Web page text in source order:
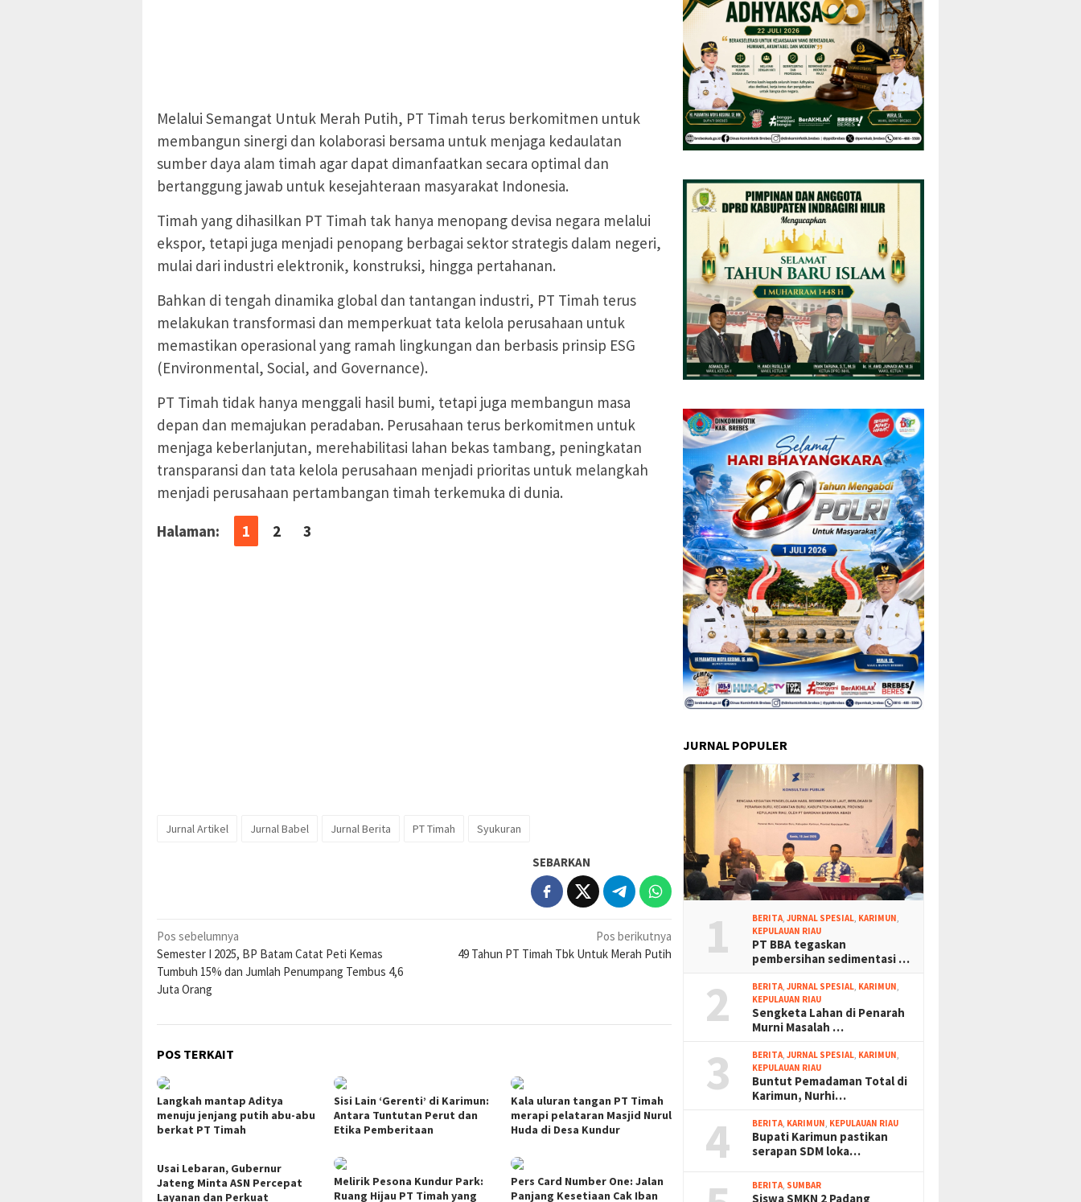
Melalui Semangat Untuk Merah Putih, PT Timah terus berkomitmen untuk
membangun sinergi dan kolaborasi bersama untuk menjaga kedaulatan
sumber daya alam timah agar dapat dimanfaatkan secara optimal dan
bertanggung jawab untuk kesejahteraan masyarakat Indonesia.
Timah yang dihasilkan PT Timah tak hanya menopang devisa negara melalui
ekspor, tetapi juga menjadi penopang berbagai sektor strategis dalam negeri,
mulai dari industri elektronik, konstruksi, hingga pertahanan.
Bahkan di tengah dinamika global dan tantangan industri, PT Timah terus
melakukan transformasi dan memperkuat tata kelola perusahaan untuk
memastikan operasional yang ramah lingkungan dan berbasis prinsip ESG
(Environmental, Social, and Governance).
PT Timah tidak hanya menggali hasil bumi, tetapi juga membangun masa
depan dan memajukan peradaban. Perusahaan terus berkomitmen untuk
menjaga keberlanjutan, merehabilitasi lahan bekas tambang, peningkatan
transparansi dan tata kelola perusahaan menjadi prioritas untuk melangkah
menjadi perusahaan pertambangan timah terkemuka di dunia.
Halaman:
1 2 3
Jurnal Artikel Jurnal Babel Jurnal Berita PT Timah Syukuran
SEBARKAN
Navigasi
pos
Pos sebelumnya
Semester I 2025, BP Batam Catat Peti Kemas
Tumbuh 15% dan Jumlah Penumpang Tembus 4,6
Juta Orang
Pos berikutnya
49 Tahun PT Timah Tbk Untuk Merah Putih
POS TERKAIT
Langkah mantap Aditya
menuju jenjang putih abu-abu
berkat PT Timah
Sisi Lain ‘Gerenti’ di Karimun:
Antara Tuntutan Perut dan
Etika Pemberitaan
Kala uluran tangan PT Timah
merapi pelataran Masjid Nurul
Huda di Desa Kundur
Usai Lebaran, Gubernur
Jateng Minta ASN Percepat
Layanan dan Perkuat
Melirik Pesona Kundur Park:
Ruang Hijau PT Timah yang
Pers Card Number One: Jalan
Panjang Kesetiaan Cak Iban
JURNAL POPULER
1 BERITA,JURNAL SPESIAL, KARIMUN,
KEPULAUAN RIAU
PT BBA tegaskan
pembersihan sedimentasi …
2 BERITA,JURNAL SPESIAL, KARIMUN,
KEPULAUAN RIAU
Sengketa Lahan di Penarah
Murni Masalah …
3 BERITA,JURNAL SPESIAL, KARIMUN,
KEPULAUAN RIAU
Buntut Pemadaman Total di
Karimun, Nurhi…
4 BERITA, KARIMUN, KEPULAUAN RIAU
Bupati Karimun pastikan
serapan SDM loka…
BERITA, SUMBAR
Siswa SMKN 2 Padang